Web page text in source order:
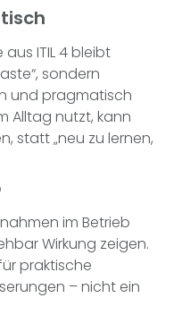
ITIL 4 bleibt
sondern
und pragmatisch
Alltag nutzt, kann
statt „neu zu lernen,
im Betrieb
Wirkung zeigen.
praktische
– nicht ein